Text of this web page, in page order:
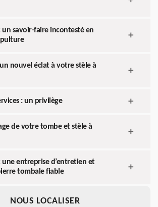
un savoir-faire incontesté en
nouvel éclat à votre stèle à
: un privilège
de votre tombe et stèle à
une entreprise d’entretien et
tombale fiable
NOUS LOCALISER